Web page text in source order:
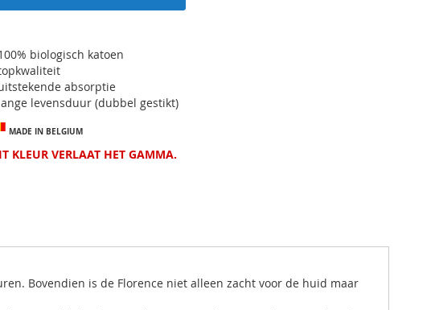
biologisch katoen
absorptie
levensduur (dubbel gestikt)
MADE IN BELGIUM
KLEUR VERLAAT HET GAMMA.
Bovendien is de Florence niet alleen zacht voor de huid maar